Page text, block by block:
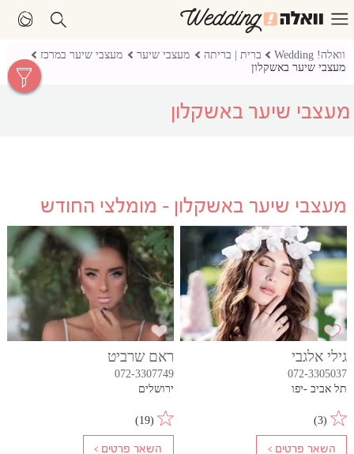
וואלה! Wedding ברית | בריתה מעצבי שיער
מעצבי שיער במרכז
מעצבי שיער באשקלון
מעצבי שיער באשקלון
מעצבי שיער באשקלון - מומלצי החודש
גילי אלגבי
072-3305037
תל אביב -יפו
(
3
)
ראם שרביט
072-3307749
ירושלים
(
19
)